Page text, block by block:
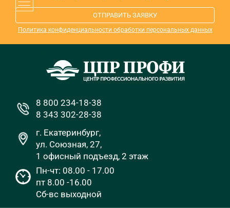
ОТПРАВИТЬ ЗАЯВКУ
Политика конфиденциальности обработки персональных данных
8 800 234-18-38
8 343 302-28-38
г. Екатеринбург,
ул. Союзная, 27,
1 офисный подъезд, 2 этаж
Пн-чт: 08.00 - 17.00
пт 8.00 -16.00
Сб-вс выходной